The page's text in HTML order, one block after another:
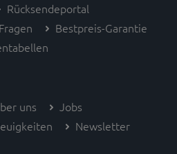
Rücksendeportal
Bestpreis-Garantie
uns
Jobs
Newsletter